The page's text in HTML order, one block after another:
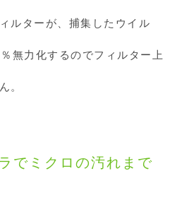
ルターが、捕集したウイル
無力化するのでフィルター上
。
でミクロの汚れまで